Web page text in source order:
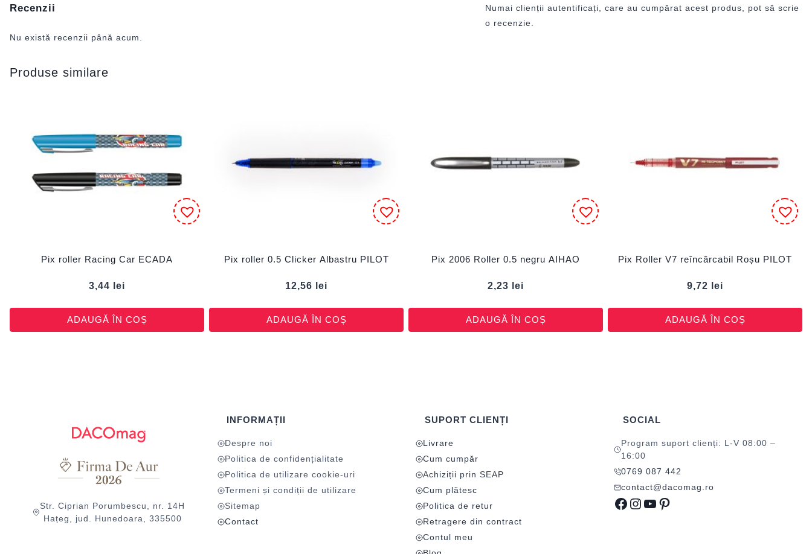
Recenzii
Nu există recenzii până acum.
Numai clienții autentificați, care au cumpărat acest produs, pot să scrie
o recenzie.
Produse similare
Pix roller Racing Car ECADA
3,44 lei
ADAUGĂ ÎN COȘ
Pix roller 0.5 Clicker Albastru PILOT
12,56 lei
ADAUGĂ ÎN COȘ
Pix 2006 Roller 0.5 negru AIHAO
2,23 lei
ADAUGĂ ÎN COȘ
Pix Roller V7 reîncărcabil Roșu PILOT
9,72 lei
ADAUGĂ ÎN COȘ
Str. Ciprian Porumbescu, nr. 14H
Hațeg, jud. Hunedoara, 335500
INFORMAȚII
Despre noi
Politica de confidențialitate
Politica de utilizare cookie-uri
Termeni și condiții de utilizare
Sitemap
Contact
SUPORT CLIENȚI
Livrare
Cum cumpăr
Achiziții prin SEAP
Cum plătesc
Politica de retur
Retragere din contract
Contul meu
SOCIAL
Program suport clienți: L-V 08:00 –
16:00
0769 087 442
contact@dacomag.ro
Facebook
Instagram
YouTube
Pinterest